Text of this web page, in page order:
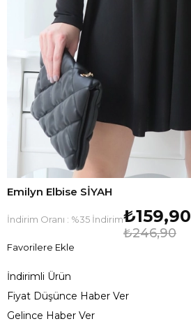
Emilyn Elbise SİYAH
İndirim Oranı : %35 İndirim
₺246,90
₺159,90
Favorilere Ekle
İndirimli Ürün
Fiyat Düşünce Haber Ver
Gelince Haber Ver